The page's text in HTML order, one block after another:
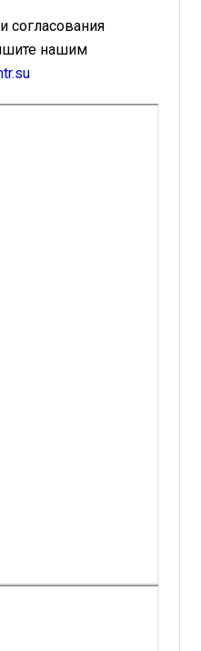
согласования
нашим